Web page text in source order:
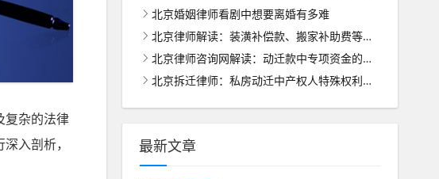
复杂的法律
入剖析，
北京婚姻律师看剧中想要离婚有多难
北京律师解读：装潢补偿款、搬家补助费等的合理分配之道
北京律师咨询网解读：动迁款中专项资金的管理与使用之道
北京拆迁律师：私房动迁中产权人特殊权利的法律保护与处理
最新文章